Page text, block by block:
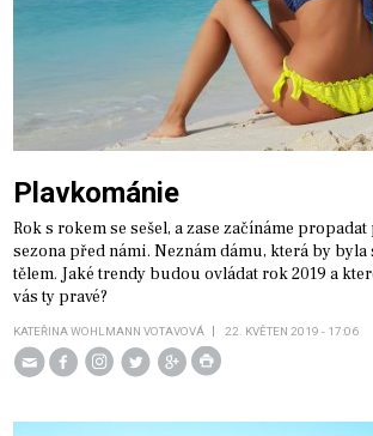
Plavkománie
Rok s rokem se sešel, a zase začínáme
sezona před námi. Neznám dámu, která by byla
tělem. Jaké trendy budou ovládat rok 2019 a
vás ty pravé?
KATEŘINA WOHLMANN VOTAVOVÁ 22. KVĚTEN 2019 - 17:06